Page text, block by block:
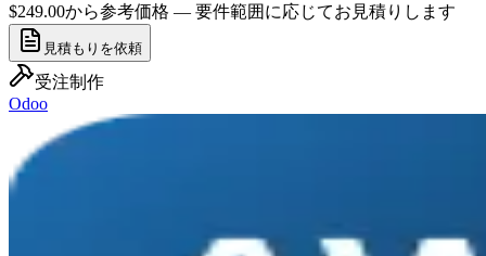
$249.00から参考価格 — 要件範囲に応じてお見積りします
見積もりを依頼
受注制作
Odoo